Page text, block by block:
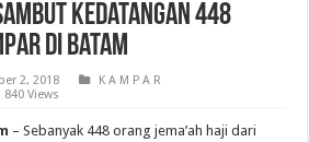
Kedatangan 448
di Batam
2, 2018
K A M P A R
840 Views
– Sebanyak 448 orang jema’ah haji dari